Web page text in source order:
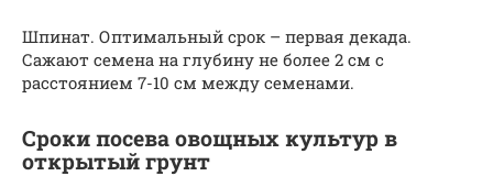
Шпинат. Оптимальный срок – первая декада.
Сажают семена на глубину не более 2 см с
расстоянием 7-10 см между семенами.
Сроки посева овощных культур в
открытый грунт